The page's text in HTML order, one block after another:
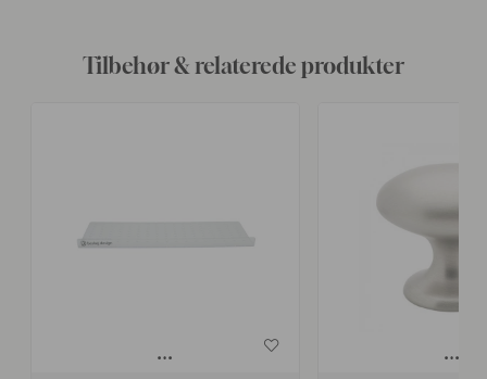
Tilbehør & relaterede produkter